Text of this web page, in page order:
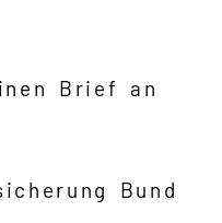
Brief an
Bund